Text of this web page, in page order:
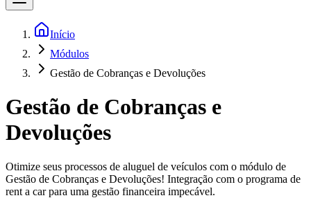
Início
Módulos
Gestão de Cobranças e Devoluções
Gestão de Cobranças e
Devoluções
Otimize seus processos de aluguel de veículos com o módulo de
Gestão de Cobranças e Devoluções! Integração com o programa de
rent a car para uma gestão financeira impecável.